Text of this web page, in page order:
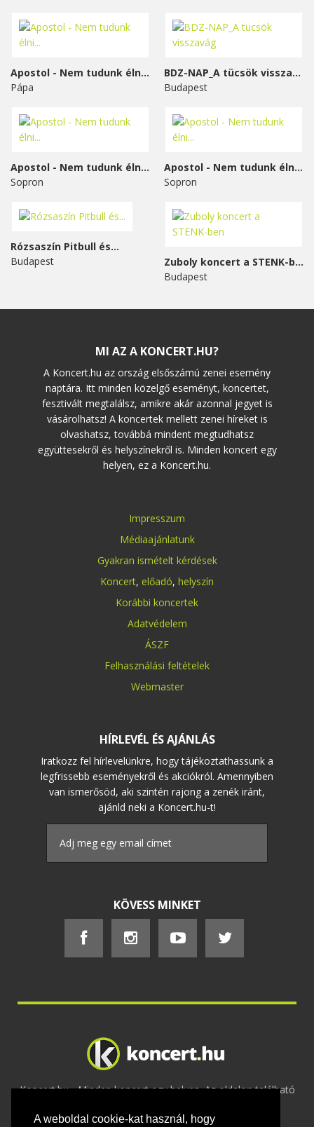
A weboldal cookie-kat használ, hogy
Apostol - Nem tudunk élni...
Pápa
BDZ-NAP_A tücsök visszavág
Budapest
Apostol - Nem tudunk élni...
Sopron
Apostol - Nem tudunk élni...
Sopron
Rózsaszín Pitbull és...
Budapest
Zuboly koncert a STENK-ben
Budapest
MI AZ A KONCERT.HU?
A Koncert.hu az ország elsőszámú zenei esemény
naptára. Itt minden közelgő eseményt, koncertet,
fesztivált megtalálsz, amikre akár azonnal jegyet is
vásárolhatsz! A koncertek mellett zenei híreket is
olvashatsz, továbbá mindent megtudhatsz
együttesekről és helyszínekről is. Minden koncert egy
helyen, ez a Koncert.hu.
Impresszum
Médiaajánlatunk
Gyakran ismételt kérdések
Koncert, előadó, helyszín
Korábbi koncertek
Adatvédelem
ÁSZF
Felhasználási feltételek
Webmaster
HÍRLEVÉL ÉS AJÁNLÁS
Iratkozz fel hírlevelünkre, hogy tájékoztathassunk a
legfrissebb eseményekről és akciókról. Amennyiben
van ismerősöd, aki szintén rajong a zenék iránt,
ajánld neki a Koncert.hu-t!
KÖVESS MINKET
Koncert.hu - Minden koncert egy helyen. Az oldalon található
2020 Adatvédelem-ÁSZF-Felhasználási